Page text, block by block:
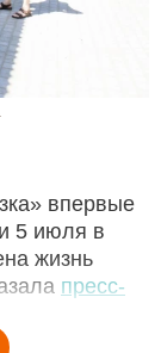
впервые
5 июля в
жизнь
пресс-